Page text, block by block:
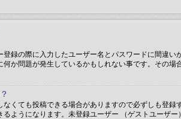
録の際に入力したユーザー名とパスワードに間違
か問題が発生しているかもしれない事です。その場
くても投稿できる場合がありますので必ずしも登
ようになります。未登録ユーザー （ゲストユーザ